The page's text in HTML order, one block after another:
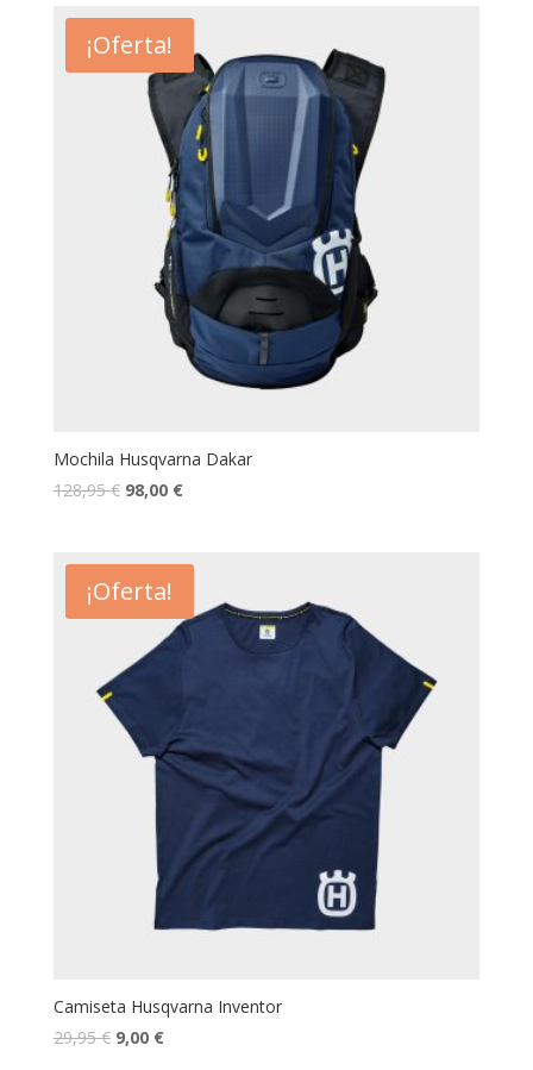
¡Oferta!
Mochila Husqvarna Dakar
128,95€ 98,00 €
¡Oferta!
Camiseta Husqvarna Inventor
29,95€ 9,00 €